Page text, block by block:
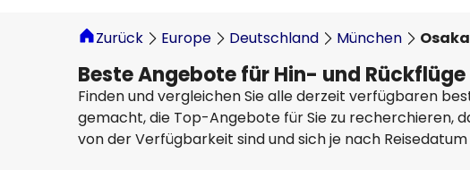
Zurück Europe Deutschland München Osaka
Beste Angebote für Hin- und
Finden und vergleichen Sie alle derzeit verfügbaren
gemacht, die Top-Angebote für Sie zu recherchieren,
von der Verfügbarkeit sind und sich je nach